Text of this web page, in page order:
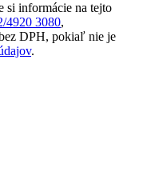
si informácie na tejto
4920 3080,
DPH, pokiaľ nie je
.